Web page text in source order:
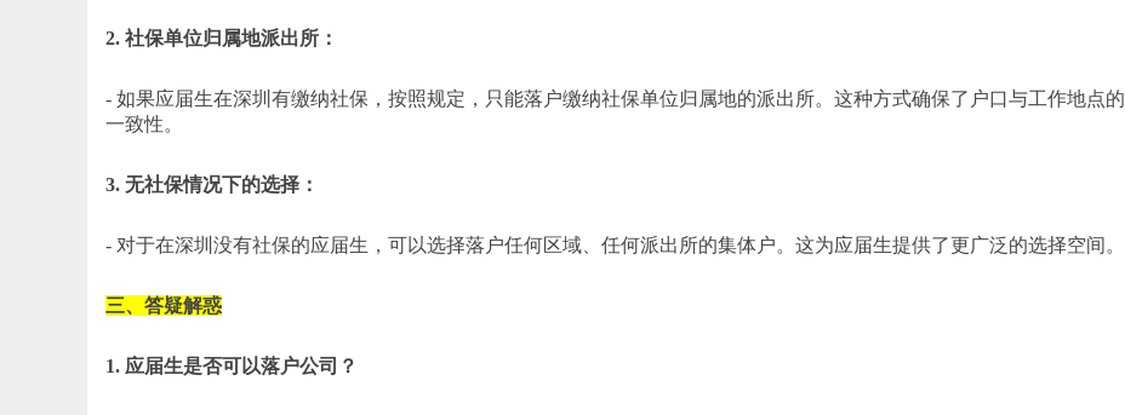
2. 社保单位归属地派出所：
- 如果应届生在深圳有缴纳社保，按照规定，只能落户缴纳社保单位归属地的派出所。这种方式确保了户口与工作地点的
一致性。
3. 无社保情况下的选择：
- 对于在深圳没有社保的应届生，可以选择落户任何区域、任何派出所的集体户。这为应届生提供了更广泛的选择空间。
三、答疑解惑
1. 应届生是否可以落户公司？